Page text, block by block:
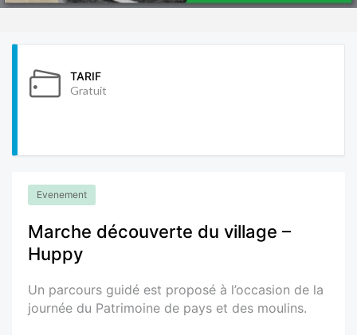
TARIF
Gratuit
Evenement
Marche découverte du village –
Huppy
Un parcours guidé est proposé à l’occasion de la
journée du Patrimoine de pays et des moulins.